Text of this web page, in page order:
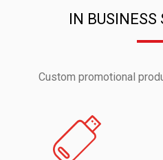
IN BUSINESS
Custom promotional